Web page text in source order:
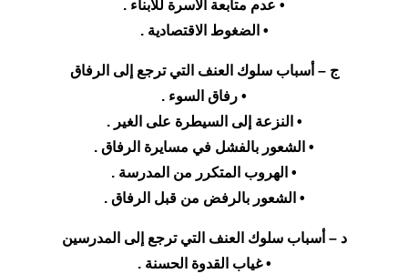
• عدم متابعة الأسرة للأبناء .
• الضغوط الاقتصادية .
ج – أسباب سلوك العنف التي ترجع إلى الرفاق
• رفاق السوء .
• النزعة إلى السيطرة على الغير .
• الشعور بالفشل في مسايرة الرفاق .
• الهروب المتكرر من المدرسة .
• الشعور بالرفض من قبل الرفاق .
د – أسباب سلوك العنف التي ترجع إلى المدرسين
• غياب القدوة الحسنة .